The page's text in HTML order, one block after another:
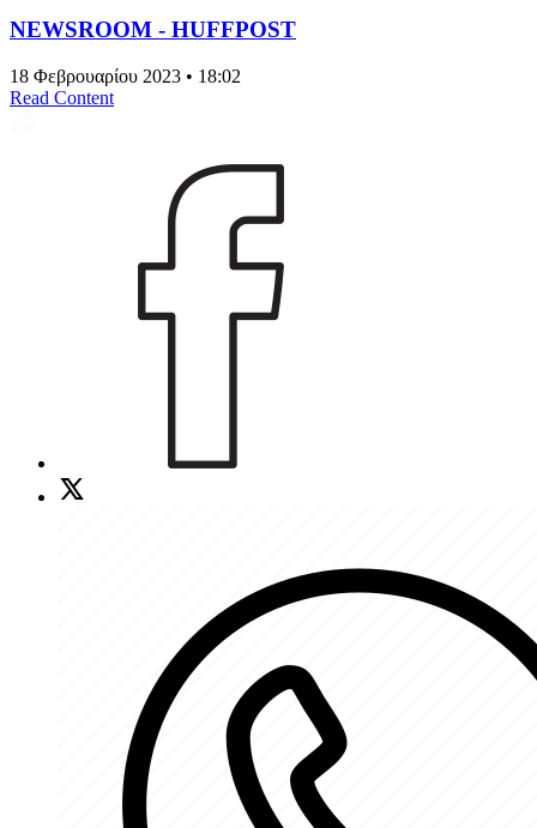
NEWSROOM - HUFFPOST
18 Φεβρουαρίου 2023 • 18:02
Read Content